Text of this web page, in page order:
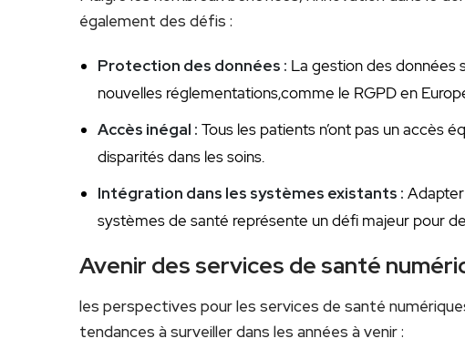
également des défis :
Protection des ​données​ : La gestion des données
nouvelles réglementations,comme le RGPD en
Accès inégal : Tous les patients n’ont pas⁢ un accès
disparités dans les soins.
Intégration dans les systèmes​ existants :
systèmes de santé représente un ⁣défi majeur pour
Avenir des‍ services ⁢de santé
les perspectives pour⁢ les services de santé
tendances⁢ à surveiller⁣ dans les années à venir :